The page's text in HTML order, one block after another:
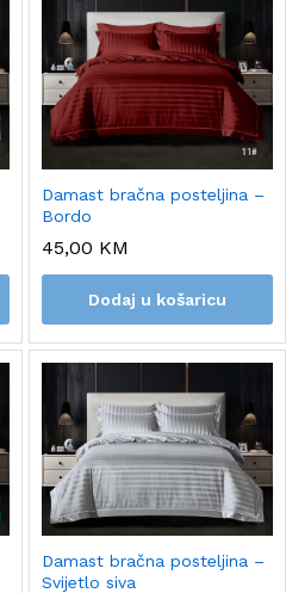
Damast bračna posteljina –
Bordo
45,00 KM
Dodaj u košaricu
Damast bračna posteljina –
Svijetlo siva